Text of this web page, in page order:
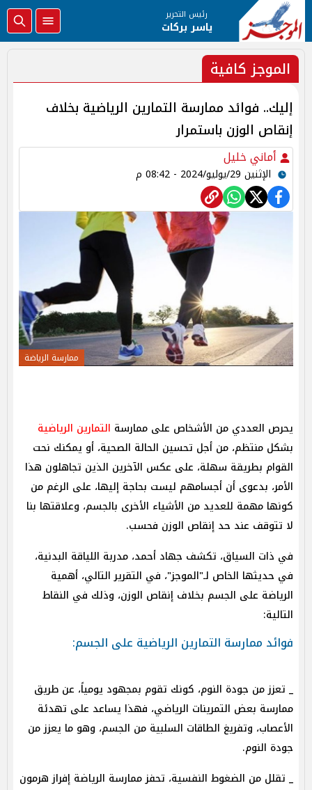
رئيس التحرير
ياسر بركات
الموجز كافية
إليك.. فوائد ممارسة التمارين الرياضية بخلاف
إنقاص الوزن باستمرار
أماني خليل
الإثنين 29/يوليو/2024 - 08:42 م
ممارسة الرياضة
يحرص العددي من الأشخاص على ممارسة التمارين الرياضية
بشكل منتظم، من أجل تحسين الحالة الصحية، أو يمكنك نحت
القوام بطريقة سهلة، على عكس الآخرين الذين تجاهلون هذا
الأمر، بدعوى أن أجسامهم ليست بحاجة إليها، على الرغم من
كونها مهمة للعديد من الأشياء الأخرى بالجسم، وعلاقتها بنا
لا تتوقف عند حد إنقاص الوزن فحسب.
في ذات السياق، تكشف جهاد أحمد، مدربة اللياقة البدنية،
في حديثها الخاص لـ"الموجز"، في التقرير التالي، أهمية
الرياضة على الجسم بخلاف إنقاص الوزن، وذلك في النقاط
التالية:
فوائد ممارسة التمارين الرياضية على الجسم:
_ تعزز من جودة النوم، كونك تقوم بمجهود يومياً، عن طريق
ممارسة بعض التمرينات الرياضي، فهذا يساعد على تهدئة
الأعصاب، وتفريغ الطاقات السلبية من الجسم، وهو ما يعزز من
جودة النوم.
_ تقلل من الضغوط النفسية، تحفز ممارسة الرياضة إفراز هرمون